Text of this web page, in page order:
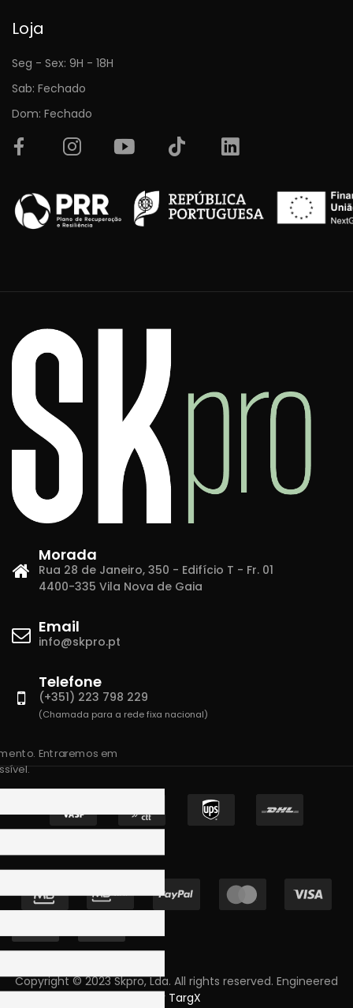
Loja
Seg - Sex: 9H - 18H
Sab: Fechado
Dom: Fechado
Morada
Rua 28 de Janeiro, 350 - Edifício T - Fr. 01
4400-335 Vila Nova de Gaia
Email
info@skpro.pt
Telefone
(+351) 223 798 229
(Chamada para a rede fixa nacional)
Copyright © 2023 Skpro, Lda. All rights reserved. Engineered
by TargX
Entraremos em